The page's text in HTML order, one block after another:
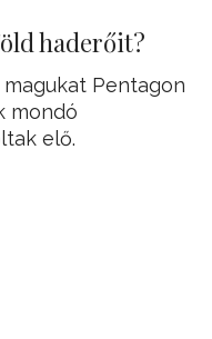
haderőit?
Pentagon
mondó
elő.